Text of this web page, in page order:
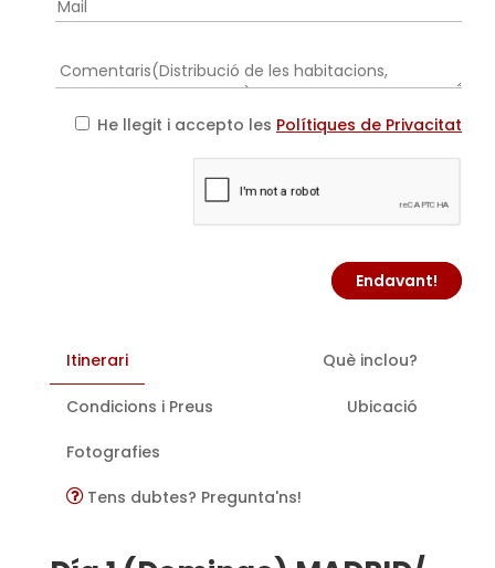
He llegit i accepto les Polítiques de Privacitat
Endavant!
Itinerari Què inclou?
Condicions i Preus Ubicació
Fotografies
Tens dubtes? Pregunta'ns!